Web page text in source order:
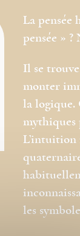
La pensée
pensée »
Il se
monter
la logique.
mythiques
L’intuition
les